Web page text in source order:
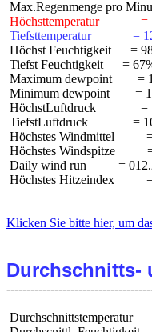
Höchsttemperatur             =
Tiefsttemperatur             =
Höchst Feuchtigkeit      =
Tiefst Feuchtigkeit      =
Maximum dewpoint        =
Minimum dewpoint        =
HöchstLuftdruck              =
TiefstLuftdruck              =
Höchstes Windmittel
Höchstes Windspitze
Daily wind run          =
Höchstes Hitzeindex
Klicken Sie bitte hier, um
Durchschnitts-
Durchschnittstemperatur